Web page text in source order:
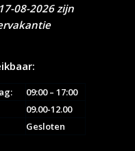
08-2026 zijn
09:00 – 17:00
09.00-12.00
Gesloten